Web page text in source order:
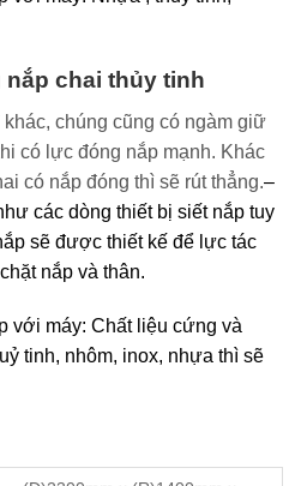
chai thủy tinh
chúng cũng có ngàm giữ
có lực đóng nắp mạnh. Khác
có nắp đóng thì sẽ rút thẳng.–
các dòng thiết bị siết nắp tuy
sẽ được thiết kế để lực tác
nắp và thân.
với máy: Chất liệu cứng và
tinh, nhôm, inox, nhựa thì sẽ